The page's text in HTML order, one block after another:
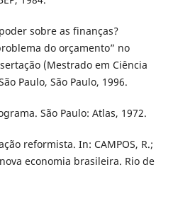
sobre as finanças?
do orçamento” no
(Mestrado em Ciência
Paulo, São Paulo, 1996.
São Paulo: Atlas, 1972.
reformista. In: CAMPOS, R.;
economia brasileira. Rio de